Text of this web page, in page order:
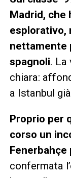
Madrid,
esplorativo,
nettamente
spagnoli. La
chiara:
a Istanbul
Proprio per
corso un
confermata